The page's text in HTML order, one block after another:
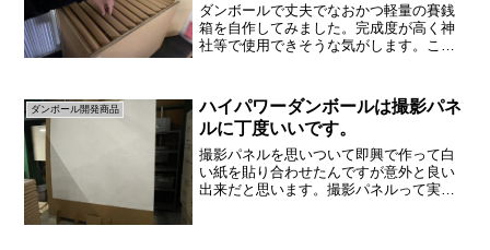
ダンボールで丈夫でなおかつ軽量の賽銭
箱を自作してみました。完成度が高く神
社等で使用できそうな気がします。こち
ールで色々な商品を作っています。良か
ったらこちらもご覧くださ...
ダンボール開発商品
ハイパワーダンボールは撮影パネ
ルに丁度いいです。
撮影パネルを思いついて即興で作って白
い紙を貼り合わせたんですが意外と良い
出来だと思います。撮影パネルって実際